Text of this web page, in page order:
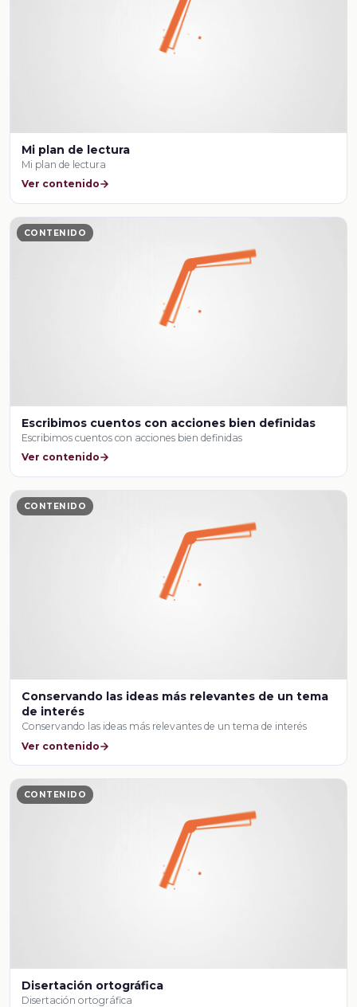
Mi plan de lectura
Mi plan de lectura
Ver contenido
CONTENIDO
Escribimos cuentos con acciones bien definidas
Escribimos cuentos con acciones bien definidas
Ver contenido
CONTENIDO
Conservando las ideas más relevantes de un tema
de interés
Conservando las ideas más relevantes de un tema de interés
Ver contenido
CONTENIDO
Disertación ortográfica
Disertación ortográfica